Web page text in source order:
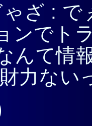
ざ : で
ンでト
んて情
力ない